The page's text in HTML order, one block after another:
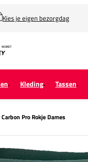
Kies je eigen bezorgdag
Kleding Tassen
Carbon Pro Rokje Dames